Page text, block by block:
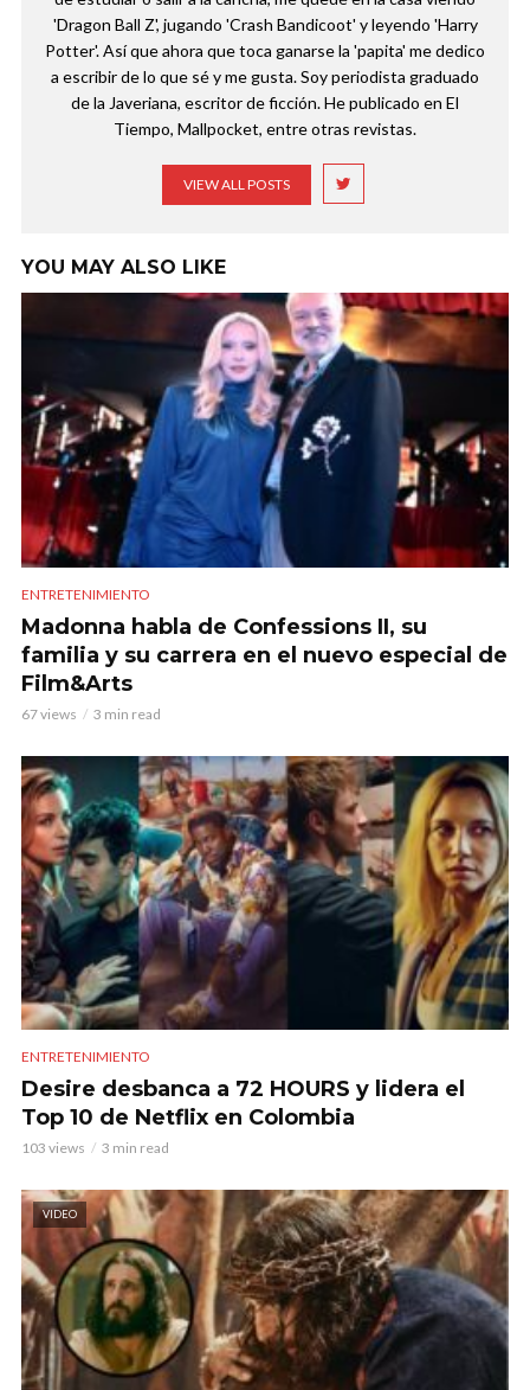
'Dragon Ball Z', jugando 'Crash Bandicoot' y leyendo 'Harry
Potter'. Así que ahora que toca ganarse la 'papita' me dedico
a escribir de lo que sé y me gusta. Soy periodista graduado
de la Javeriana, escritor de ficción. He publicado en El
Tiempo, Mallpocket, entre otras revistas.
VIEW ALL POSTS
YOU MAY ALSO LIKE
ENTRETENIMIENTO
Madonna habla de Confessions II, su
familia y su carrera en el nuevo especial de
Film&Arts
67 views 3 min read
ENTRETENIMIENTO
Desire desbanca a 72 HOURS y lidera el
Top 10 de Netflix en Colombia
103 views 3 min read
VIDEO